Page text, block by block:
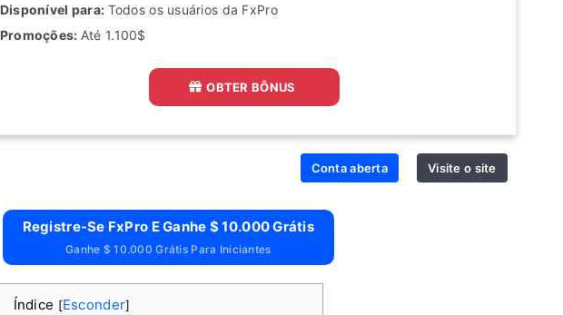
Disponível para: Todos os usuários da FxPro
Promoções: Até 1.100$
OBTER BÔNUS
Conta aberta Visite o site
Registre-Se FxPro E Ganhe $ 10.000 Grátis
Ganhe $ 10.000 Grátis Para Iniciantes
Índice [Esconder]